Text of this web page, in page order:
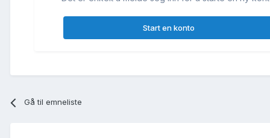
Start en konto
Gå til emneliste